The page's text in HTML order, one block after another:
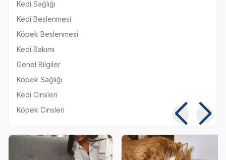
Kedi Sağlığı
Kedi Beslenmesi
Köpek Beslenmesi
Kedi Bakımı
Genel Bilgiler
Köpek Sağlığı
Kedi Cinsleri
Köpek Cinsleri